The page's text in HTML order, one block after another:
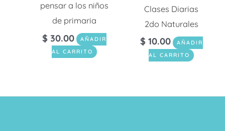
pensar a los niños
de primaria
$ 30.00
AÑADIR
AL CARRITO
Clases Diarias
2do Naturales
$ 10.00
AÑADIR
AL CARRITO